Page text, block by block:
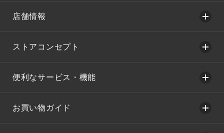
店舗情報
ストアコンセプト
便利なサービス・機能
お買い物ガイド